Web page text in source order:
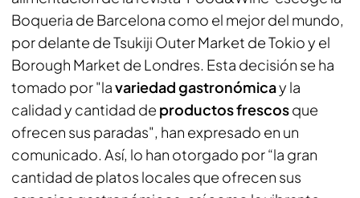
Boqueria de Barcelona como el mejor del mundo,
por delante de Tsukiji Outer Market de Tokio y el
Borough Market de Londres. Esta decisión se ha
tomado por "lavariedad gastronómicay la
calidad y cantidad de productos frescosque
ofrecen sus paradas", han expresado en un
comunicado. Así, lo han otorgado por “la gran
cantidad de platos locales que ofrecen sus